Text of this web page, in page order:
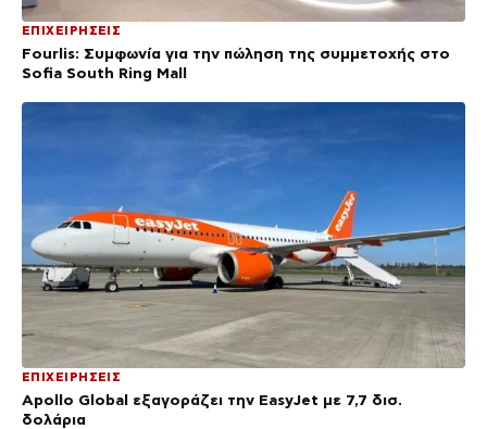
ΕΠΙΧΕΙΡΗΣΕΙΣ
Fourlis: Συμφωνία για την πώληση της συμμετοχής στο
Sofia South Ring Mall
ΕΠΙΧΕΙΡΗΣΕΙΣ
Apollo Global εξαγοράζει την EasyJet με 7,7 δισ.
δολάρια